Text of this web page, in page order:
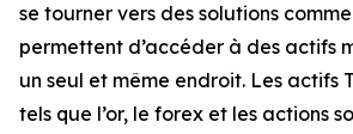
se tourner vers des solutions
permettent d’accéder à des actifs
un seul et même endroit. Les actifs
tels que l’or, le forex et les actions